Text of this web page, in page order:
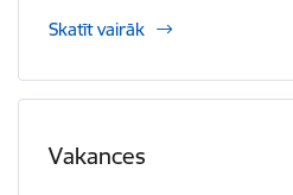
Skatīt vairāk
Vakances